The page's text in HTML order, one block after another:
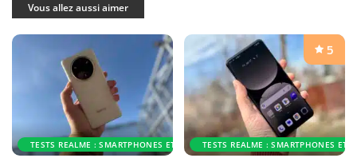
Vous allez aussi aimer
TESTS REALME : SMARTPHONES ET ACCESSOIRESTESTS REALME : SMARTPHONES ET
5